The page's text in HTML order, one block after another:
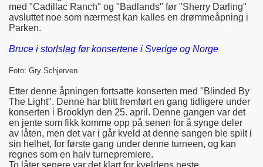
med "Cadillac Ranch" og "Badlands" før "Sherry Darling"
avsluttet noe som nærmest kan kalles en drømmeåpning i
Parken.
Bruce i storlslag før konsertene i Sverige og Norge
Foto: Gry Schjerven
Etter denne åpningen fortsatte konserten med "Blinded By
The Light". Denne har blitt fremført en gang tidligere under
konserten i Brooklyn den 25. april. Denne gangen var det
en jente som fikk komme opp på senen for å synge deler
av låten, men det var i går kveld at denne sangen ble spilt i
sin helhet, for første gang under denne turneen, og kan
regnes som en halv turnepremiere.
To låter senere var det klart for kveldens neste